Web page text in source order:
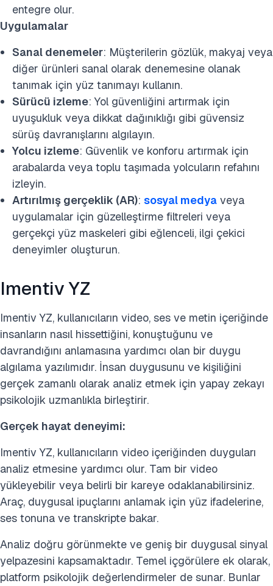
entegre olur.
Uygulamalar
Sanal denemeler: Müşterilerin gözlük, makyaj veya
diğer ürünleri sanal olarak denemesine olanak
tanımak için yüz tanımayı kullanın.
Sürücü izleme: Yol güvenliğini artırmak için
uyuşukluk veya dikkat dağınıklığı gibi güvensiz
sürüş davranışlarını algılayın.
Yolcu izleme: Güvenlik ve konforu artırmak için
arabalarda veya toplu taşımada yolcuların refahını
izleyin.
Artırılmış gerçeklik (AR): sosyal medya veya
uygulamalar için güzelleştirme filtreleri veya
gerçekçi yüz maskeleri gibi eğlenceli, ilgi çekici
deneyimler oluşturun.
Imentiv YZ
Imentiv YZ, kullanıcıların video, ses ve metin içeriğinde
insanların nasıl hissettiğini, konuştuğunu ve
davrandığını anlamasına yardımcı olan bir duygu
algılama yazılımıdır. İnsan duygusunu ve kişiliğini
gerçek zamanlı olarak analiz etmek için yapay zekayı
psikolojik uzmanlıkla birleştirir.
Gerçek hayat deneyimi:
Imentiv YZ, kullanıcıların video içeriğinden duyguları
analiz etmesine yardımcı olur. Tam bir video
yükleyebilir veya belirli bir kareye odaklanabilirsiniz.
Araç, duygusal ipuçlarını anlamak için yüz ifadelerine,
ses tonuna ve transkripte bakar.
Analiz doğru görünmekte ve geniş bir duygusal sinyal
yelpazesini kapsamaktadır. Temel içgörülere ek olarak,
platform psikolojik değerlendirmeler de sunar. Bunlar